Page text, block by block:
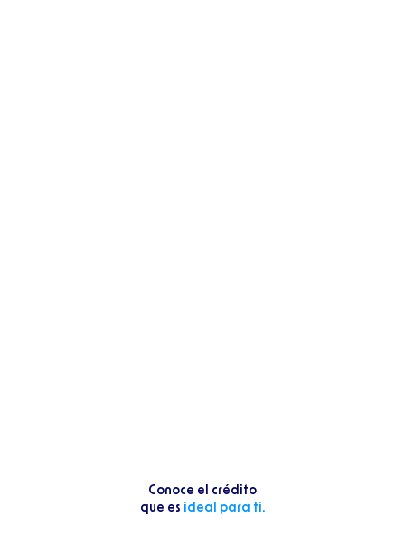
Conoce el crédito
que es ideal para ti.